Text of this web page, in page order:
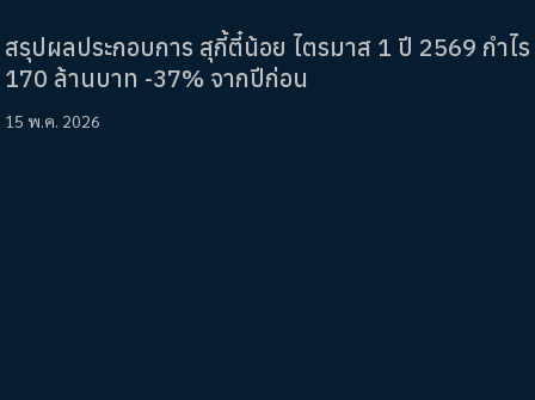
สรุปผลประกอบการ สุกี้ตี๋น้อย ไตรมาส 1 ปี 2569 กำไร
170 ล้านบาท -37% จากปีก่อน
15 พ.ค. 2026